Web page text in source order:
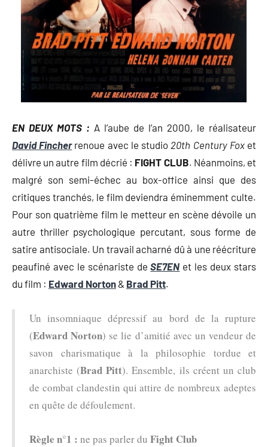
EN DEUX MOTS : A l’aube de l’an 2000, le réalisateur
David Fincherrenoue avec le studio 20th Century Fox et
délivre un autre film décrié : FIGHT CLUB. Néanmoins, et
malgré son semi-échec au box-office ainsi que des
critiques tranchés, le film deviendra éminemment culte.
Pour son quatrième film le metteur en scène dévoile un
autre thriller psychologique percutant, sous forme de
satire antisociale. Un travail acharné dû à une réécriture
peaufiné avec le scénariste deSE7EN et les deux stars
du film : Edward Norton & Brad Pitt.
Un insomniaque dépressif au bord de la rupture
(Edward Norton) se lie d’amitié avec un vendeur de
savon charismatique à la philosophie tordue et
anarchiste (Brad Pitt). Ensemble, ils créent un club
de combat clandestin qui attire de nombreux adeptes
en quête de défoulement.
Règle n°1 : ne pas parler du Fight Club